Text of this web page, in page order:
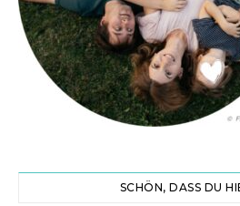
SCHÖN, DASS DU